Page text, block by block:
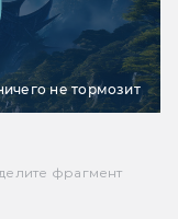
не тормозит
фрагмент